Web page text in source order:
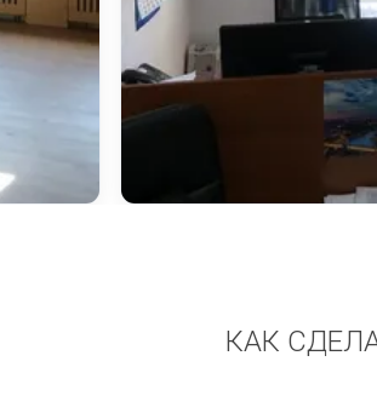
КАК